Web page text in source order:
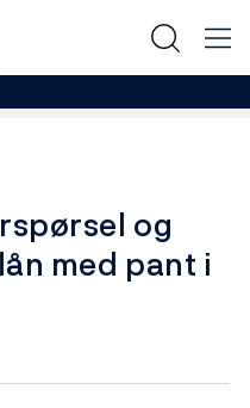
og
med pant i